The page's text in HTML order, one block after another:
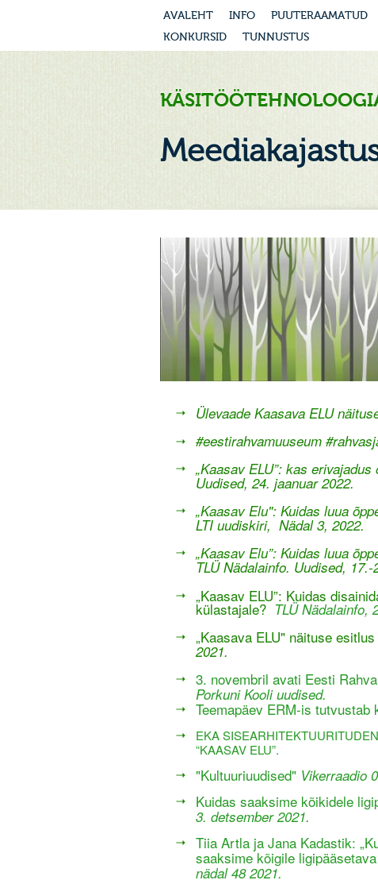
AVALEHT INFO PUUTERAAMATUD
KONKURSID
TUNNUSTUS
Ülevaade Kaasava ELU
#eestirahvamuuseum
„Kaasav ELU”: kas
Uudised, 24. jaanuar 2022.
„Kaasav Elu": Kuidas luua
LTI uudiskiri, Nädal 3, 2022.
„Kaasav Elu”: Kuidas luua
TLÜ Nädalainfo. Uudised, 17.-
„Kaasav ELU”: Kuidas
külastajale? TLÜ Nädalainfo,
„Kaasava ELU" näituse
2021.
3. novembril avati Eesti
Porkuni Kooli uudised.
Teemapäev ERM-is tutvustab
EKA
“KAASAV ELU”.
"Kultuuriuudised" Vikerraadio
Kuidas saaksime kõikidele
3. detsember 2021.
Tiia Artla ja Jana Kadastik:
saaksime kõigile
nädal 48 2021.